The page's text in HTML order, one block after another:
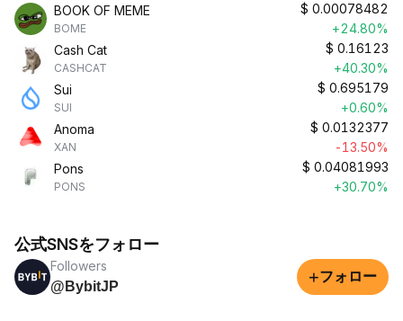
BOOK OF MEME
BOME
$ 0.00078482
+24.80%
Cash Cat
CASHCAT
$ 0.16123
+40.30%
Sui
SUI
$ 0.695179
+0.60%
Anoma
XAN
$ 0.0132377
-13.50%
Pons
PONS
$ 0.04081993
+30.70%
公式SNSをフォロー
Followers
@BybitJP
+フォロー